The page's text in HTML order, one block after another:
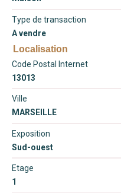
Type de transaction
A vendre
Localisation
Code Postal Internet
13013
Ville
MARSEILLE
Exposition
Sud-ouest
Etage
1